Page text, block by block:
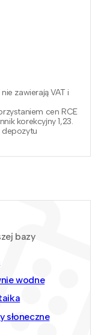
zawierają VAT i
cen RCE
korekcyjny 1,23.
depozytu
bazy
wodne
słoneczne